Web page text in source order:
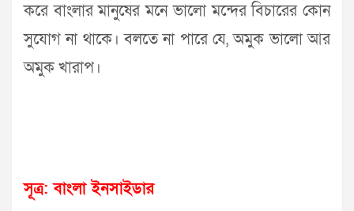
করে বাংলার মানুষের মনে ভালো মন্দের বিচারের কোন
সুযোগ না থাকে। বলতে না পারে যে, অমুক ভালো আর
অমুক খারাপ।
সূত্র: বাংলা ইনসাইডার